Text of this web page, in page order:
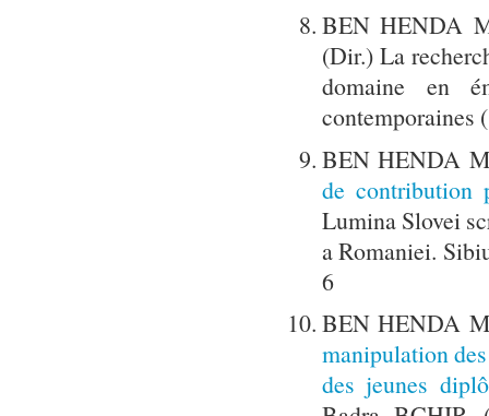
BEN HENDA
(Dir.) La
domaine en
contemporaines
BEN HENDA
de contribution
Lumina Slovei
a Romaniei.
6
BEN HENDA
manipulation
des jeunes